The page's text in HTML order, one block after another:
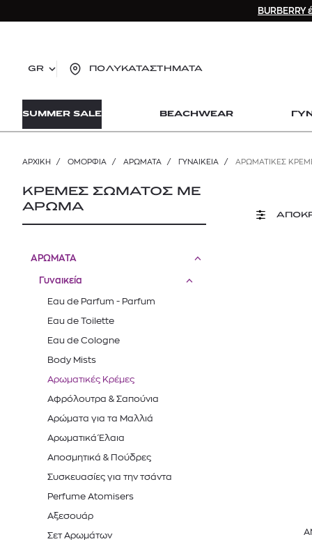
GR ΠΟΛΥΚΑΤΑΣΤΗΜΑΤΑ
SUMMER SALE BEACHWEAR
ΑΡΧΙΚΉ / ΟΜΟΡΦΙΑ / ΑΡΩΜΑΤΑ / ΓΥΝΑΙΚΕΊΑ / ΑΡΩΜΑΤΙΚΈΣ
ΚΡΕΜΕΣ ΣΩΜΑΤΟΣ ΜΕ
ΑΡΩΜΑ
ΑΡΩΜΑΤΑ
Γυναικεία
Eau de Parfum - Parfum
Eau de Toilette
Eau de Cologne
Body Mists
Αρωματικές Κρέμες
Αφρόλουτρα & Σαπούνια
Αρώματα για τα Μαλλιά
Αρωματικά Έλαια
Αποσμητικά & Πούδρες
Συσκευασίες για την τσάντα
Perfume Atomisers
Αξεσουάρ
Σετ Αρωμάτων